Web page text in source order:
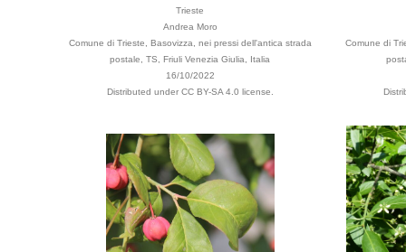
Trieste
Andrea Moro
Comune di Trieste, Basovizza, nei pressi dell'antica strada
postale, TS, Friuli Venezia Giulia, Italia
16/10/2022
Distributed under CC BY-SA 4.0 license.
Comune di